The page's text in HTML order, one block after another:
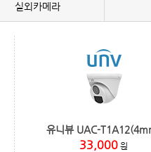
실외카메라
유니뷰 UAC-
33,000 원